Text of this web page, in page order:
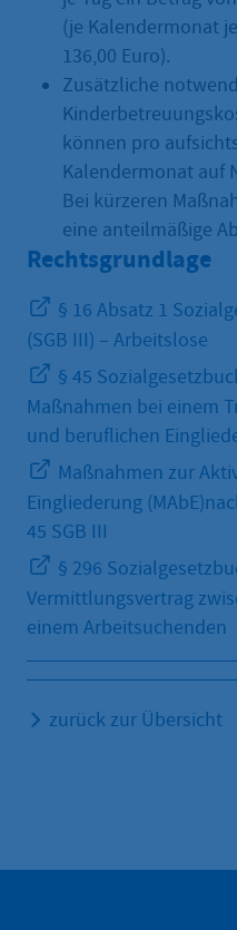
(je Kalendermonat
136,00 Euro).
Zusätzliche
können pro
Kalendermonat auf
Bei kürzeren
eine anteilmäßige
Rechtsgrundlage
§ 16 Absatz 1
(SGB III) – Arbeitslose
§ 45
Maßnahmen bei einem
und beruflichen
Maßnahmen zur
Eingliederung
45 SGB III
§ 296
Vermittlungsvertrag
einem Arbeitsuchenden
zurück zur Übersicht